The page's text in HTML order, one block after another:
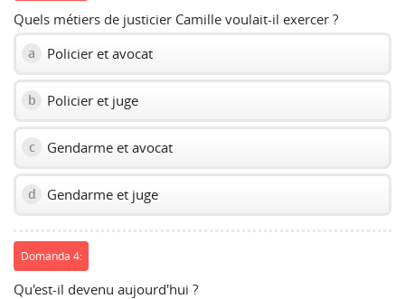
Quels métiers de justicier Camille voulait-il exercer ?
a Policier et avocat
b Policier et juge
c Gendarme et avocat
d Gendarme et juge
Domanda 4:
Qu'est-il devenu aujourd'hui ?